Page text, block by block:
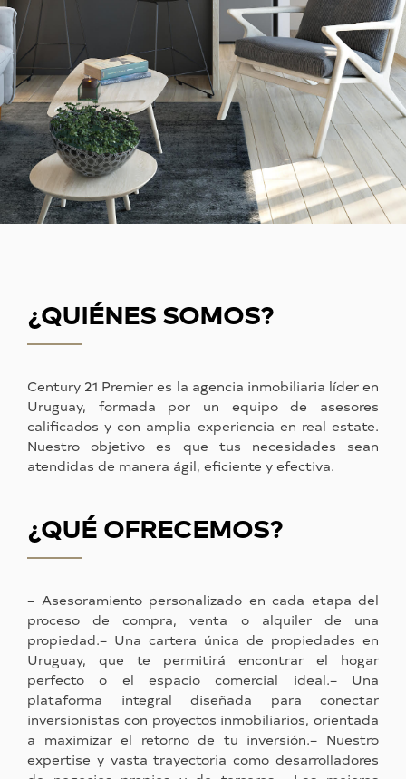
¿QUIÉNES SOMOS?
Century 21 Premier es la agencia inmobiliaria líder en
Uruguay, formada por un equipo de asesores
calificados y con amplia experiencia en real estate.
Nuestro objetivo es que tus necesidades sean
atendidas de manera ágil, eficiente y efectiva.
¿QUÉ OFRECEMOS?
– Asesoramiento personalizado en cada etapa del
proceso de compra, venta o alquiler de una
propiedad.– Una cartera única de propiedades en
Uruguay, que te permitirá encontrar el hogar
perfecto o el espacio comercial ideal.– Una
plataforma integral diseñada para conectar
inversionistas con proyectos inmobiliarios, orientada
a maximizar el retorno de tu inversión.– Nuestro
expertise y vasta trayectoria como desarrolladores